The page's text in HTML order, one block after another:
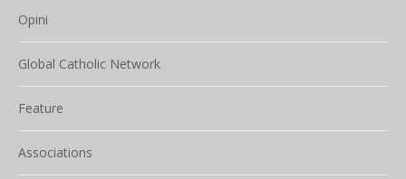
Opini
Global Catholic Network
Feature
Associations